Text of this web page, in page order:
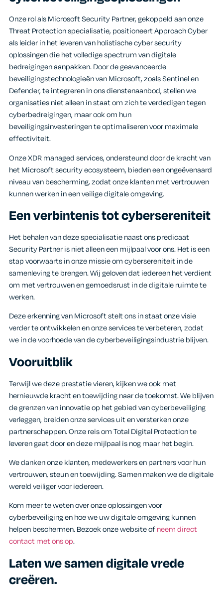
Onze rol als Microsoft Security Partner, gekoppeld aan onze
Threat Protection specialisatie, positioneert Approach Cyber
als leider in het leveren van holistische cyber security
oplossingen die het volledige spectrum van digitale
bedreigingen aanpakken. Door de geavanceerde
beveiligingstechnologieën van Microsoft, zoals Sentinel en
Defender, te integreren in ons dienstenaanbod, stellen we
organisaties niet alleen in staat om zich te verdedigen tegen
cyberbedreigingen, maar ook om hun
beveiligingsinvesteringen te optimaliseren voor maximale
effectiviteit.
Onze XDR managed services, ondersteund door de kracht van
het Microsoft security ecosysteem, bieden een ongeëvenaard
niveau van bescherming, zodat onze klanten met vertrouwen
kunnen werken in een veilige digitale omgeving.
Een verbintenis tot cybersereniteit
Het behalen van deze specialisatie naast ons predicaat
Security Partner is niet alleen een mijlpaal voor ons. Het is een
stap voorwaarts in onze missie om cybersereniteit in de
samenleving te brengen. Wij geloven dat iedereen het verdient
om met vertrouwen en gemoedsrust in de digitale ruimte te
werken.
Deze erkenning van Microsoft stelt ons in staat onze visie
verder te ontwikkelen en onze services te verbeteren, zodat
we in de voorhoede van de cyberbeveiligingsindustrie blijven.
Vooruitblik
Terwijl we deze prestatie vieren, kijken we ook met
hernieuwde kracht en toewijding naar de toekomst. We blijven
de grenzen van innovatie op het gebied van cyberbeveiliging
verleggen, breiden onze services uit en versterken onze
partnerschappen. Onze reis om Total Digital Protection te
leveren gaat door en deze mijlpaal is nog maar het begin.
We danken onze klanten, medewerkers en partners voor hun
vertrouwen, steun en toewijding. Samen maken we de digitale
wereld veiliger voor iedereen.
Kom meer te weten over onze oplossingen voor
cyberbeveiliging en hoe we uw digitale omgeving kunnen
helpen beschermen. Bezoek onze website ofneem direct
contact met ons op.
Laten we samen digitale vrede
creëren.